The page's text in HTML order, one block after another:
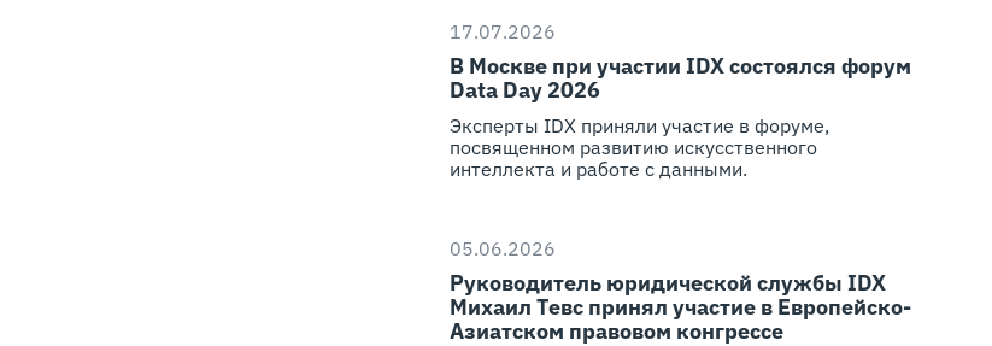
17.07.2026
В Москве при участии IDX состоялся форум
Data Day 2026
Эксперты IDX приняли участие в форуме,
посвященном развитию искусственного
интеллекта и работе с данными.
05.06.2026
Руководитель юридической службы IDX
Михаил Тевс принял участие в Европейско-
Азиатском правовом конгрессе